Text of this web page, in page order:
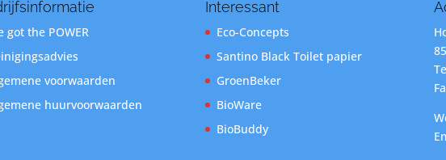
got the POWER
voorwaarden
huurvoorwaarden
Interessant
Eco-Concepts
Santino Black Toilet papier
GroenBeker
BioWare
BioBuddy